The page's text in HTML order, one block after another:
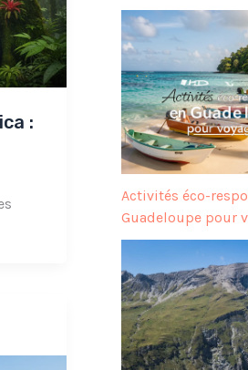
:
Activités éco-
Guadeloupe pour